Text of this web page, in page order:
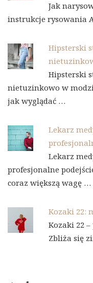
Jak
instrukcje rysowania
Hipsterski
Hipsterski
nietuzinkowo w
jak wyglądać …
Lekarz
Lekarz
profesjonalne
coraz większą wagę …
Kozaki 22:
Kozaki 22
Zbliża się